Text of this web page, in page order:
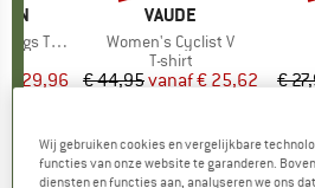
T-Shirt
prijs
€ 29,96
)
MERK
VAUDE
Artikel
Women's Cyclist V
Productgroep
T-shirt
Prijs
€ 44,95 Verlaagde prijs
vanaf€ 25,62
5,0(5)
€
Wij gebruiken cookies en vergelijkbare
functies van onze website te garanderen.
diensten en functies aan, analyseren we ons